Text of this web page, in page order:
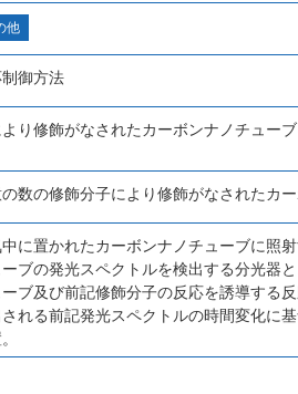
他
御方法
り修飾がなされたカーボンナノチュー
数の修飾分子により修飾がなされたカ
に置かれたカーボンナノチューブに照
ブの発光スペクトルを検出する分光器と
ブ及び前記修飾分子の反応を誘導する
れる前記発光スペクトルの時間変化に